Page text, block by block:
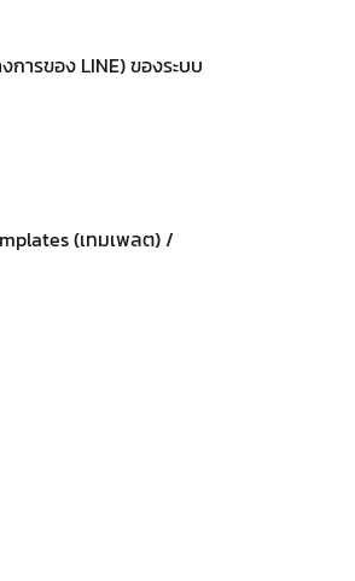
ารของ LINE) ของระบบ
(เทมเพลต) /